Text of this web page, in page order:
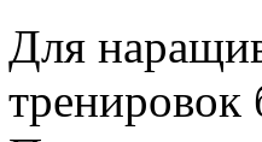
Для
тренировок